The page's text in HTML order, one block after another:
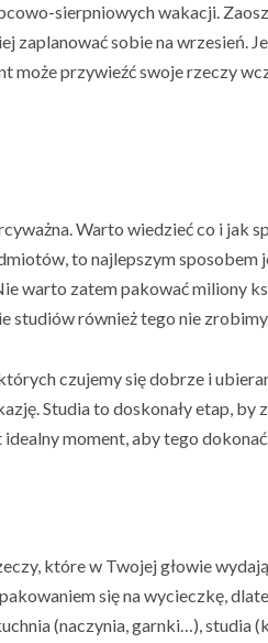
sierpniowych wakacji.
zaplanować sobie na wrzesień.
może przywieźć swoje rzeczy
Warto wiedzieć co i jak
to najlepszym sposobem
warto zatem pakować miliony
studiów również tego nie
czujemy się dobrze i
Studia to doskonały etap, by
moment, aby tego
które w Twojej głowie
się na wycieczkę,
(naczynia, garnki…), studia